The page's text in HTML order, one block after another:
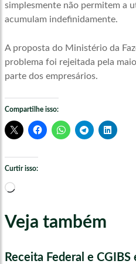
simplesmente não permitem a
acumulam indefinidamente.
A proposta do Ministério da
problema foi rejeitada pela
parte dos empresários.
Compartilhe isso:
Curtir isso:
Carregando...
Veja também
Receita Federal e